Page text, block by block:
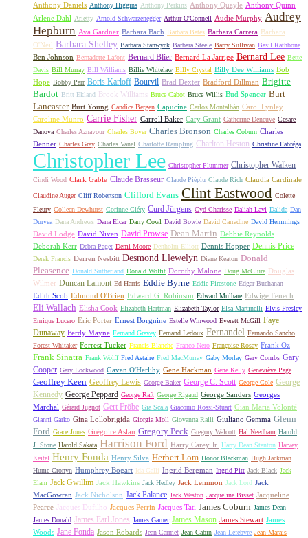
Anthony Daniels Anthony Higgins Anthony Perkins Anthony Quayle Anthony Quinn
Arlene Dahl Arletty Arnold Schwarzenegger Arthur O'Connell Audie Murphy Audrey
Hepburn Ava Gardner Barbara Bach Barbara Bates Barbara Carrera Barbara
O'Neil Barbara Shelley Barbara Stanwyck Barbara Steele Barry Sullivan Basil Rathbone
Ben Johnson Bernadette Lafont Bernard Blier Bernard La Jarrige Bernard Lee Bette
Davis Bill Murray Bill Williams Billie Whitelaw Billy Crystal Billy Dee Williams Bob
Hope Bobby Parr Boris Karloff Bourvil Brad Dexter Bradford Dillman Brigitte
Bardot Britt Ekland Brook Williams Bruce Cabot Bruce Willis Bud Spencer Burt
Lancaster Burt Young Candice Bergen Capucine Carlos Montalbán Carol Lynley
Caroline Munro Carrie Fisher Carroll Baker Cary Grant Catherine Deneuve Cesare
Danova Charles Aznavour Charles Boyer Charles Bronson Charles Coburn Charles
Denner Charles Gray Charles Vanel Charlotte Rampling Charlton Heston Christine Fabréga
Christopher Lee Christopher Plummer Christopher Walken
Cindi Wood Clark Gable Claude Brasseur Claude Piéplu Claude Rich Claudia Cardinale
Claudine Auger Cliff Robertson Clifford Evans Clint Eastwood Colette
Fleury Colleen Dewhurst Corinne Cléry Curd Jürgens Cyd Charisse Daliah Lavi Dalida Dan
Duryea Dana Andrews Dana Elcar Darry Cowl David Bowie David Carradine David Hemmings
David Lodge David Niven David Prowse Dean Martin Debbie Reynolds
Deborah Kerr Debra Paget Demi Moore Denholm Elliott Dennis Hopper Dennis Price
Derek Francis Derren Nesbitt Desmond Llewelyn Diane Keaton Donald
Pleasence Donald Sutherland Donald Wolfit Dorothy Malone Doug McClure Douglas
Wilmer Duncan Lamont Ed Harris Eddie Byrne Eddie Firestone Edgar Buchanan
Edith Scob Edmond O'Brien Edward G. Robinson Edward Mulhare Edwige Fenech
Eli Wallach Elisha Cook Elizabeth Hartman Elizabeth Taylor Elsa Martinelli Elvis Presley
Enrique Lucero Eric Porter Ernest Borgnine Estelle Winwood Everett McGill Faye
Dunaway Ferdy Mayne Fernand Gravey Fernand Ledoux Fernandel Fernando Sancho
Forest Whitaker Forrest Tucker Francis Blanche Franco Nero Françoise Rosay Frank Oz
Frank Sinatra Frank Wolff Fred Astaire Fred MacMurray Gaby Morlay Gary Combs Gary
Cooper Gary Lockwood Gavan O'Herlihy Gene Hackman Gene Kelly Geneviève Page
Geoffrey Keen Geoffrey Lewis George Baker George C. Scott George Cole George
Kennedy George Peppard George Raft George Rigaud George Sanders Georges
Marchal Gérard Jugnot Gert Fröbe Gia Scala Giacomo Rossi-Stuart Gian Maria Volonté
Gianni Garko Gina Lollobrigida Giorgia Moll Giovanna Ralli Giuliano Gemma Glenn
Ford Grace Jones Grégoire Aslan Gregory Peck Gregory Walcott Hal Needham Harold
J. Stone Harold Sakata Harrison Ford Harry Carey Jr. Harry Dean Stanton Harvey
Keitel Henry Fonda Henry Silva Herbert Lom Honor Blackman Hugh Jackman
Hume Cronyn Humphrey Bogart Ida Galli Ingrid Bergman Ingrid Pitt Jack Black Jack
Elam Jack Gwillim Jack Hawkins Jack Hedley Jack Lemmon Jack Lord Jack
MacGowran Jack Nicholson Jack Palance Jack Weston Jacqueline Bisset Jacqueline
Pearce Jacques Dufilho Jacques Perrin Jacques Tati James Coburn James Dean
James Donald James Earl Jones James Garner James Mason James Stewart James
Woods Jane Fonda Jason Robards Jean Carmet Jean Gabin Jean Lefebvre Jean Marais